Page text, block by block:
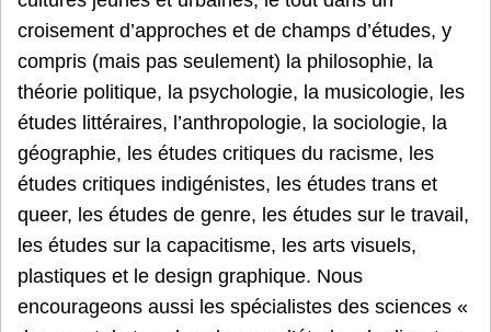
croisement d’approches et de champs d’études, y
compris (mais pas seulement) la philosophie, la
théorie politique, la psychologie, la musicologie, les
études littéraires, l’anthropologie, la sociologie, la
géographie, les études critiques du racisme, les
études critiques indigénistes, les études trans et
queer, les études de genre, les études sur le travail,
les études sur la capacitisme, les arts visuels,
plastiques et le design graphique. Nous
encourageons aussi les spécialistes des sciences «